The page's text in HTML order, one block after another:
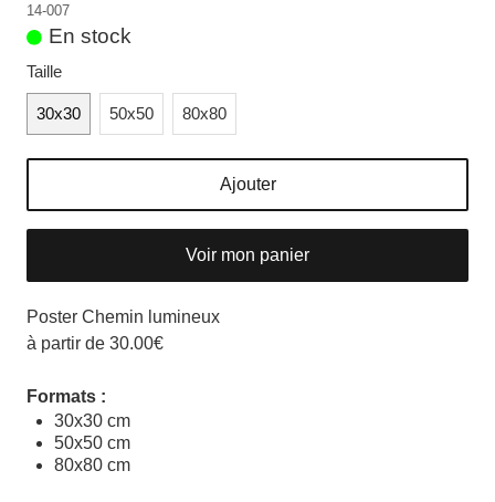
14-007
En stock
Taille
30x30 50x50 80x80
Ajouter
Voir mon panier
Poster Chemin lumineux
à partir de 30.00€
Formats :
30x30 cm
50x50 cm
80x80 cm